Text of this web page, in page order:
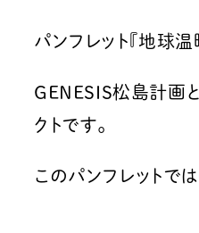
パンフレット『地球
GENESIS松島計画
クトです。
このパンフレットで